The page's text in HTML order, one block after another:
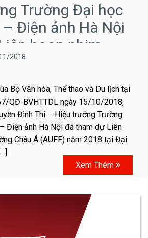
Trường Đại học
Điện ảnh Hà Nội
hoan phim
2018
Bộ Văn hóa, Thể thao và Du lịch tại
QĐ-BVHTTDL ngày 15/10/2018,
Đình Thi – Hiệu trưởng Trường
Điện ảnh Hà Nội đã tham dự Liên
Châu Á (AUFF) năm 2018 tại Đại
Xem Thêm